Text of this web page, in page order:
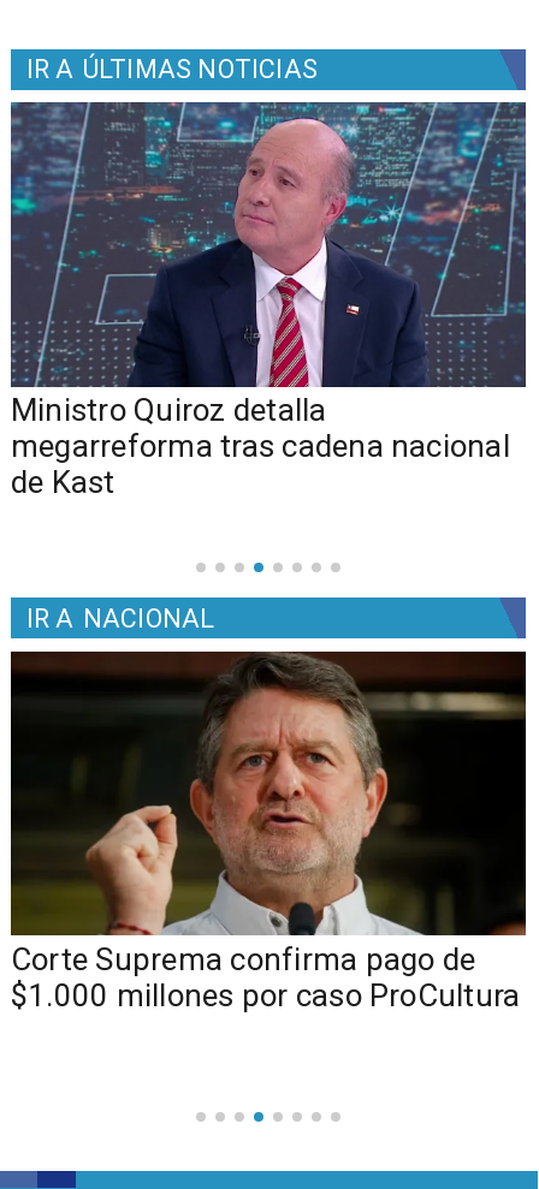
IR A ÚLTIMAS NOTICIAS
Ministro Quiroz detalla
megarreforma tras cadena nacional
de Kast
IR A NACIONAL
Corte Suprema confirma pago de
$1.000 millones por caso ProCultura